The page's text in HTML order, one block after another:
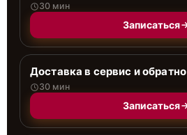
30 мин
Записаться
Доставка в сервис и обратно
30 мин
Записаться